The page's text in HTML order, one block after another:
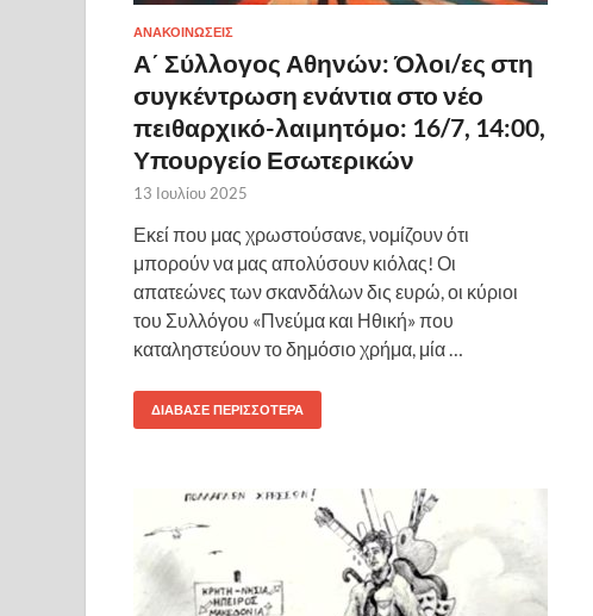
ΑΝΑΚΟΙΝΩΣΕΙΣ
Α΄ Σύλλογος Αθηνών: Όλοι/ες στη
συγκέντρωση ενάντια στο νέο
πειθαρχικό-λαιμητόμο: 16/7, 14:00,
Υπουργείο Εσωτερικών
13 Ιουλίου 2025
Εκεί που μας χρωστούσανε, νομίζουν ότι
μπορούν να μας απολύσουν κιόλας! Οι
απατεώνες των σκανδάλων δις ευρώ, οι κύριοι
του Συλλόγου «Πνεύμα και Ηθική» που
καταληστεύουν το δημόσιο χρήμα, μία …
ΔΙΆΒΑΣΕ ΠΕΡΙΣΣΌΤΕΡΑ